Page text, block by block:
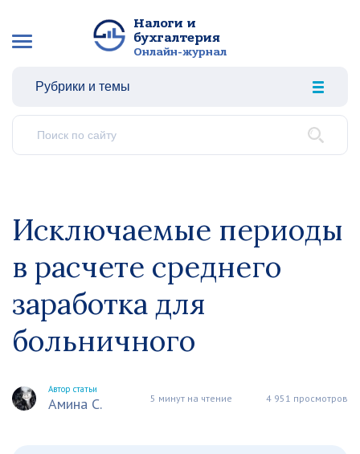
Налоги и
бухгалтерия
Онлайн-журнал
Рубрики и темы
Исключаемые периоды
в расчете среднего
заработка для
больничного
Автор статьи
Амина С. 5 минут на чтение 4 951 просмотров